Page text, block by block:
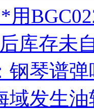
库存未
钢琴谱
域发生